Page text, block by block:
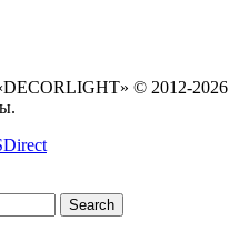
© 2012-2026
Search